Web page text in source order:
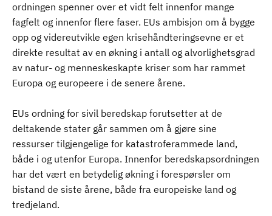
ordningen spenner over et vidt felt innenfor mange
fagfelt og innenfor flere faser. EUs ambisjon om å bygge
opp og videreutvikle egen krisehåndteringsevne er et
direkte resultat av en økning i antall og alvorlighetsgrad
av natur- og menneskeskapte kriser som har rammet
Europa og europeere i de senere årene.
EUs ordning for sivil beredskap forutsetter at de
deltakende stater går sammen om å gjøre sine
ressurser tilgjengelige for katastroferammede land,
både i og utenfor Europa. Innenfor beredskapsordningen
har det vært en betydelig økning i forespørsler om
bistand de siste årene, både fra europeiske land og
tredjeland.